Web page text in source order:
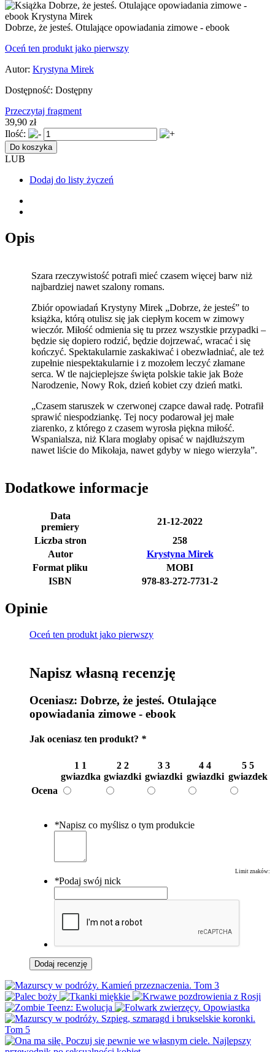
Dobrze, że jesteś. Otulające opowiadania zimowe - ebook
Oceń ten produkt jako pierwszy
Autor: Krystyna Mirek
Dostępność: Dostępny
Przeczytaj fragment
39,90 zł
Ilość:
Do koszyka
LUB
Dodaj do listy życzeń
Opis
Szara rzeczywistość potrafi mieć czasem więcej barw niż
najbardziej nawet szalony romans.
Zbiór opowiadań Krystyny Mirek „Dobrze, że jesteś” to
książka, którą otulisz się jak ciepłym kocem w zimowy
wieczór. Miłość odmienia się tu przez wszystkie przypadki –
będzie się dopiero rodzić, będzie dojrzewać, wracać i się
kończyć. Spektakularnie zaskakiwać i obezwładniać, ale też
zupełnie niespektakularnie i z mozołem leczyć złamane
serca. W tle najcieplejsze święta polskie takie jak Boże
Narodzenie, Nowy Rok, dzień kobiet czy dzień matki.
„Czasem staruszek w czerwonej czapce dawał radę. Potrafił
sprawić niespodziankę. Tej nocy podarował jej małe
ziarenko, z którego z czasem wyrosła piękna miłość.
Wspanialsza, niż Klara mogłaby opisać w najdłuższym
nawet liście do Mikołaja, nawet gdyby w niego wierzyła”.
Dodatkowe informacje
Data
premiery
21-12-2022
Liczba stron
258
Autor
Krystyna Mirek
Format pliku
MOBI
ISBN
978-83-272-7731-2
Opinie
Oceń ten produkt jako pierwszy
Napisz własną recenzję
Oceniasz: Dobrze, że jesteś. Otulające
opowiadania zimowe - ebook
Jak oceniasz ten produkt? *
1 1
gwiazdka
2 2
gwiazdki
3 3
gwiazdki
4 4
gwiazdki
5 5
gwiazdek
Ocena
*Napisz co myślisz o tym produkcie
Limit znaków:
*Podaj swój nick
Dodaj recenzję